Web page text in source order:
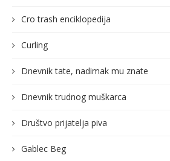
Cro trash enciklopedija
Curling
Dnevnik tate, nadimak mu znate
Dnevnik trudnog muškarca
Društvo prijatelja piva
Gablec Beg